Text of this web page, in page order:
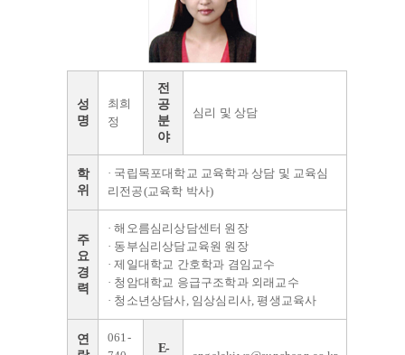
성
명
최희
정
전
공
분
야
심리 및 상담
학
위
· 국립목포대학교 교육학과 상담 및 교육심
리전공(교육학 박사)
주
요
경
력
· 해오름심리상담센터 원장
· 동부심리상담교육원 원장
· 제일대학교 간호학과 겸임교수
· 청암대학교 응급구조학과 외래교수
· 청소년상담사, 임상심리사, 평생교육사
연
061-
E-